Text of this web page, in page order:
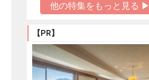
他の特集をもっと見る ▶
【PR】